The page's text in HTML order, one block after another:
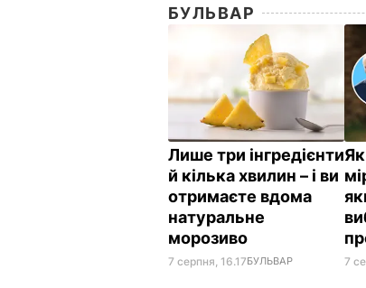
БУЛЬВАР
Лише три інгредієнти
й кілька хвилин – і ви
отримаєте вдома
натуральне
морозиво
7 серпня, 16.17БУЛЬВАР 7